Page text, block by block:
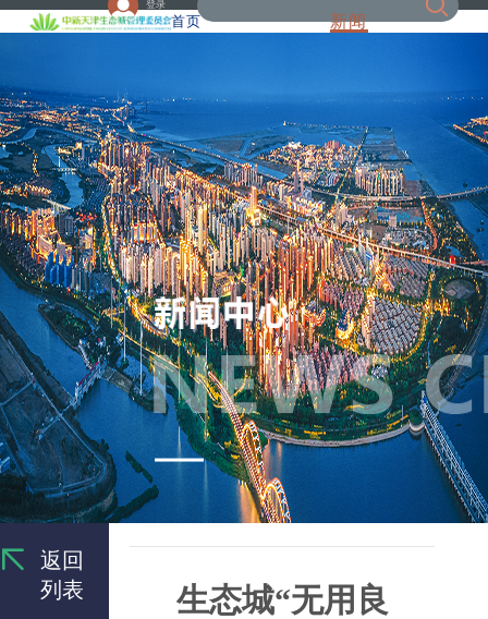
登录
首页 新闻
返回
列表
生态城“无用良